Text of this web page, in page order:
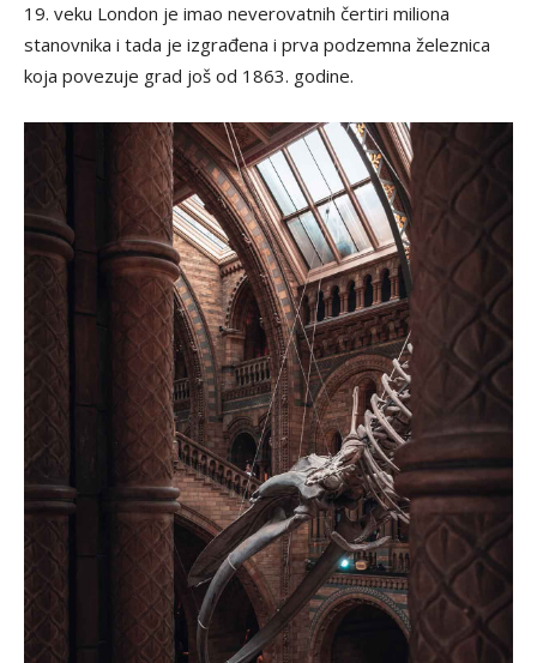
19. veku London je imao neverovatnih čertiri miliona
stanovnika i tada je izgrađena i prva podzemna železnica
koja povezuje grad još od 1863. godine.